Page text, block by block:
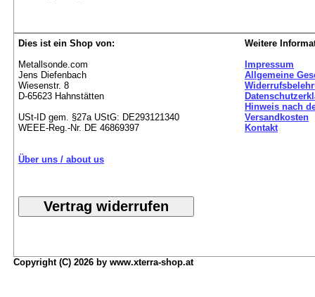
Dies ist ein Shop von:
Metallsonde.com
Jens Diefenbach
Wiesenstr. 8
D-65623 Hahnstätten
USt-ID gem. §27a UStG: DE293121340
WEEE-Reg.-Nr. DE 46869397
Über uns / about us
Weitere
Impressum
Allgemeine
Hinweis nach
Versandkosten
Kontakt
Copyright (C) 2026 by www.xterra-shop.at